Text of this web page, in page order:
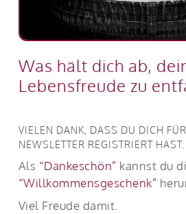
Was hält dich ab,
Lebensfreude zu
VIELEN DANK, DASS DU DICH
NEWSLETTER REGISTRIERT HAST.
Als “Dankeschön” kannst du
“Willkommensgeschenk”
Viel Freude damit.